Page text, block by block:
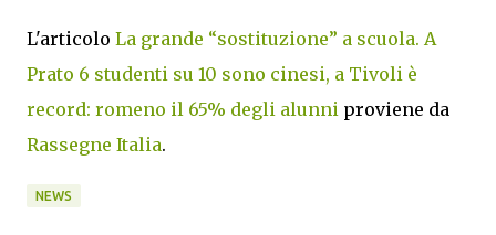
L'articolo La grande “sostituzione” a scuola. A
Prato 6 studenti su 10 sono cinesi, a Tivoli è
record: romeno il 65% degli alunni proviene da
Rassegne Italia.
NEWS